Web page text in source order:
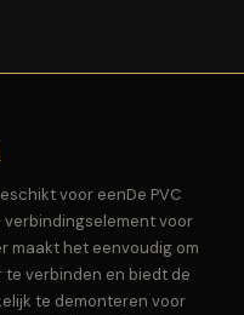
voor eenDe PVC
verbindingselement voor
maakt het eenvoudig om
te verbinden en biedt de
te demonteren voor